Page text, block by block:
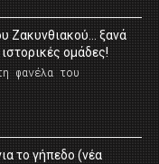
Ζακυνθιακού… ξανά
ομάδες!
φανέλα του
το γήπεδο (νέα